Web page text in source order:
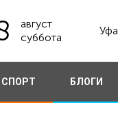
август
суббота
Уфа
СПОРТ БЛОГИ